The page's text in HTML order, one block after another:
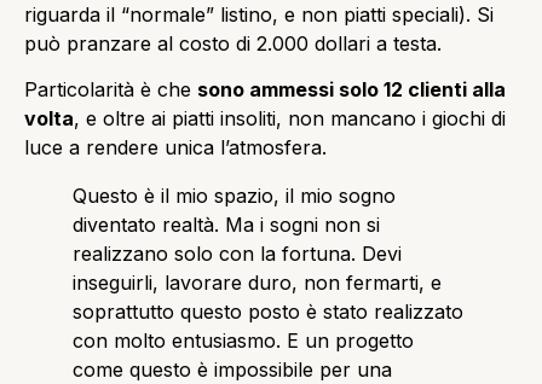
riguarda il “normale” listino, e non piatti speciali). Si
può pranzare al costo di 2.000 dollari a testa.
Particolarità è che sono ammessi solo 12 clienti alla
volta, e oltre ai piatti insoliti, non mancano i giochi di
luce a rendere unica l’atmosfera.
Questo è il mio spazio, il mio sogno
diventato realtà. Ma i sogni non si
realizzano solo con la fortuna. Devi
inseguirli, lavorare duro, non fermarti, e
soprattutto questo posto è stato realizzato
con molto entusiasmo. E un progetto
come questo è impossibile per una